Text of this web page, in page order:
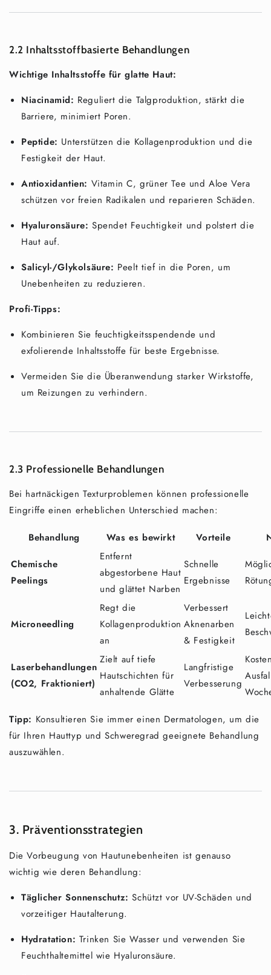
2.2 Inhaltsstoffbasierte Behandlungen
Wichtige Inhaltsstoffe für glatte Haut:
Niacinamid: Reguliert die Talgproduktion, stärkt die
Barriere, minimiert Poren.
Peptide: Unterstützen die Kollagenproduktion und die
Festigkeit der Haut.
Antioxidantien: Vitamin C, grüner Tee und Aloe Vera
schützen vor freien Radikalen und reparieren Schäden.
Hyaluronsäure: Spendet Feuchtigkeit und polstert die
Haut auf.
Salicyl-/Glykolsäure: Peelt tief in die Poren, um
Unebenheiten zu reduzieren.
Profi-Tipps:
Kombinieren Sie feuchtigkeitsspendende und
exfolierende Inhaltsstoffe für beste Ergebnisse.
Vermeiden Sie die Überanwendung starker Wirkstoffe,
um Reizungen zu verhindern.
2.3 Professionelle Behandlungen
Bei hartnäckigen Texturproblemen können professionelle
Eingriffe einen erheblichen Unterschied machen:
Behandlung Was es bewirkt Vorteile
Chemische
Peelings
Entfernt
abgestorbene Haut
und glättet Narben
Schnelle
Ergebnisse
Microneedling
Regt die
Kollagenproduktion
an
Verbessert
Aknenarben
& Festigkeit
Laserbehandlungen
(CO2, Fraktioniert)
Zielt auf tiefe
Hautschichten für
anhaltende Glätte
Langfristige
Verbesserung
Tipp: Konsultieren Sie immer einen Dermatologen, um die
für Ihren Hauttyp und Schweregrad geeignete Behandlung
auszuwählen.
3. Präventionsstrategien
Die Vorbeugung von Hautunebenheiten ist genauso
wichtig wie deren Behandlung:
Täglicher Sonnenschutz: Schützt vor UV-Schäden und
vorzeitiger Hautalterung.
Hydratation: Trinken Sie Wasser und verwenden Sie
Feuchthaltemittel wie Hyaluronsäure.